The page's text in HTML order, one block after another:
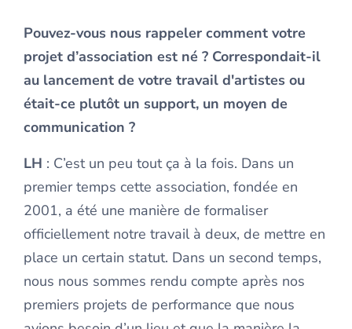
Pouvez-vous nous rappeler comment votre
projet d’association est né ? Correspondait-il
au lancement de votre travail d'artistes ou
était-ce plutôt un support, un moyen de
communication ?
LH : C’est un peu tout ça à la fois. Dans un
premier temps cette association, fondée en
2001, a été une manière de formaliser
officiellement notre travail à deux, de mettre en
place un certain statut. Dans un second temps,
nous nous sommes rendu compte après nos
premiers projets de performance que nous